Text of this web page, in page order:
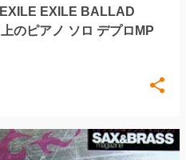
EXILE BALLAD
のピアノ ソロ デプロMP